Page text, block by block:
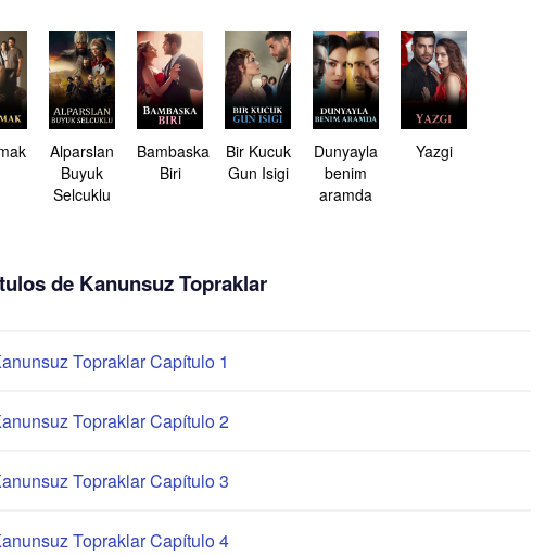
Alparslan
Buyuk
Selcuklu
Bambaska
Biri
Bir Kucuk
Gun Isigi
Dunyayla
benim
aramda
Yazgi
de Kanunsuz Topraklar
Topraklar Capítulo 1
Topraklar Capítulo 2
Topraklar Capítulo 3
Topraklar Capítulo 4